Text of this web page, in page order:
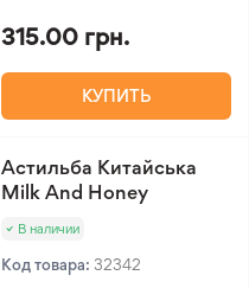
315.00 грн.
КУПИТЬ
Астильба Китайська
Milk And Honey
В наличии
Код товара: 32342